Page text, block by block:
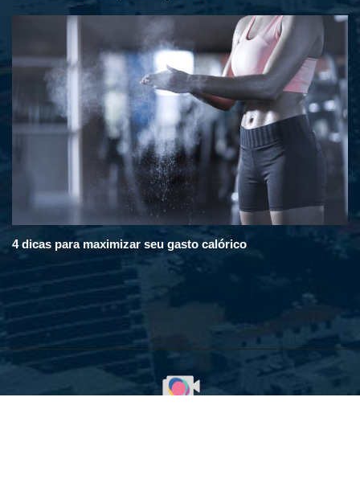
4 dicas para maximizar seu gasto calórico